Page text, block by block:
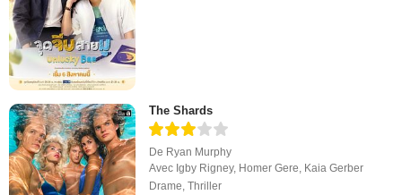
The Shards
De Ryan Murphy
Avec Igby Rigney, Homer Gere, Kaia Gerber
Drame,Thriller